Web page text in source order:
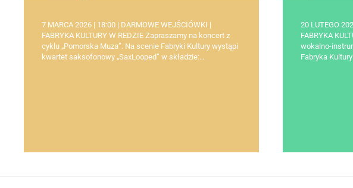
7 MARCA 2026 | 18:00 | DARMOWE WEJŚCIÓWKI |
FABRYKA KULTURY W REDZIE Zapraszamy na koncert z
cyklu „Pomorska Muza”. Na scenie Fabryki Kultury wystąpi
kwartet saksofonowy „SaxLooped” w składzie:…
20 LUTEGO
FABRYKA
wokalno-
Fabryka